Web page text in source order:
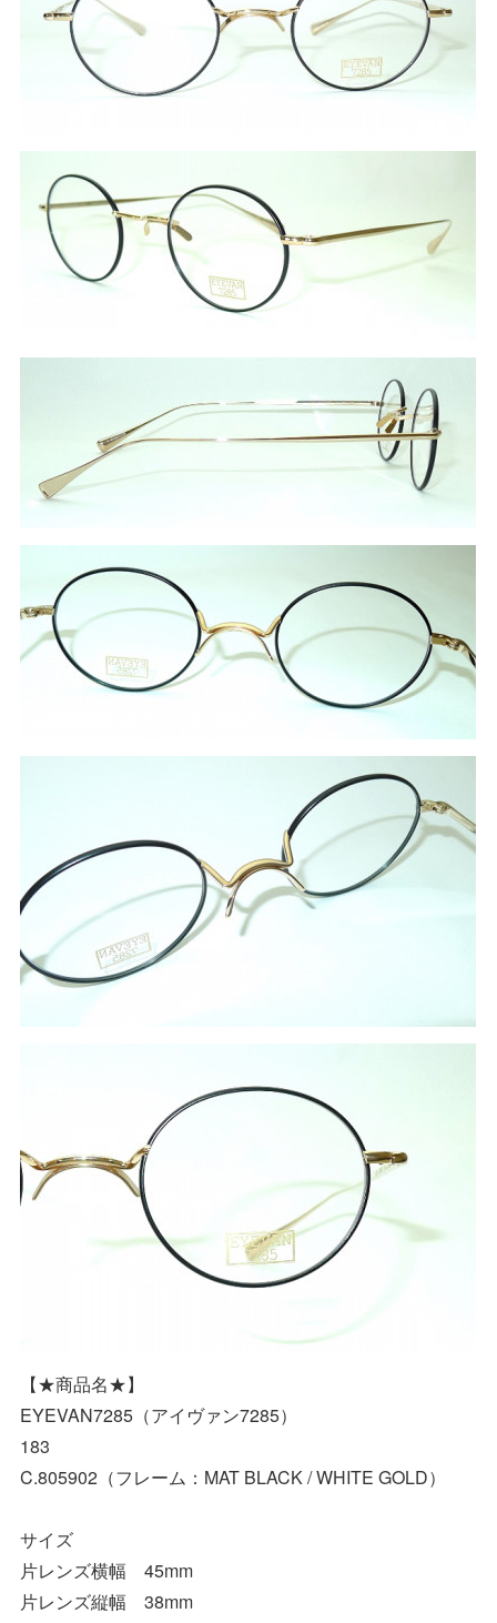
【★商品名★】
EYEVAN7285（アイヴァン7285）
183
C.805902（フレーム：MAT BLACK / WHITE GOLD）
サイズ
片レンズ横幅 45mm
片レンズ縦幅 38mm